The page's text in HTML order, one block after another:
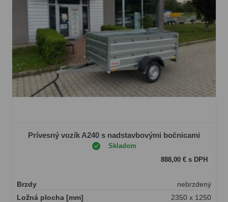
Prívesný vozík A240 s nadstavbovými bočnicami
Skladom
888,00 € s DPH
Brzdy
nebrzdený
Ložná plocha [mm]
2350 x 1250